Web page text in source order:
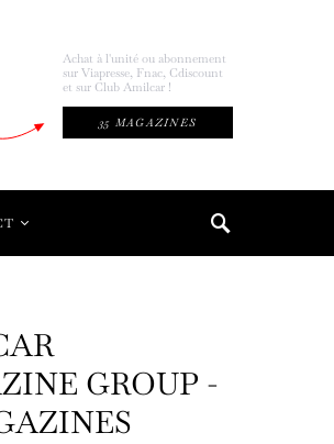
Achat à l'unité ou abonnement
sur Viapresse, Fnac, Cdiscount
et sur Club Amilcar !
35 MAGAZINES
GROUP -